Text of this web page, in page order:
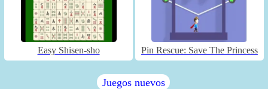
Easy Shisen-sho Pin Rescue: Save The Princess
Juegos nuevos